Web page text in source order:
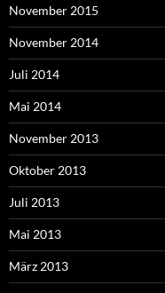
November 2015
November 2014
Juli 2014
Mai 2014
November 2013
Oktober 2013
Juli 2013
Mai 2013
März 2013